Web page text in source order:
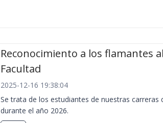
Reconocimiento a los flamantes
Facultad
2025-12-16 19:38:04
Se trata de los estudiantes de nuestras carreras
durante el año 2026.